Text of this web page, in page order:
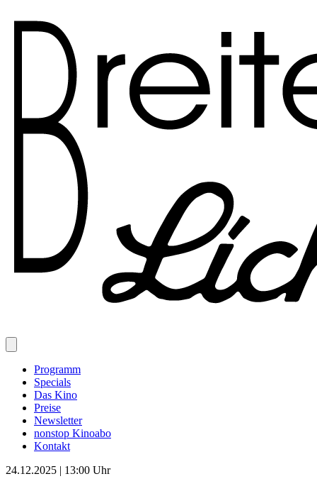
Programm
Specials
Das Kino
Preise
Newsletter
nonstop Kinoabo
Kontakt
24.12.2025 | 13:00 Uhr